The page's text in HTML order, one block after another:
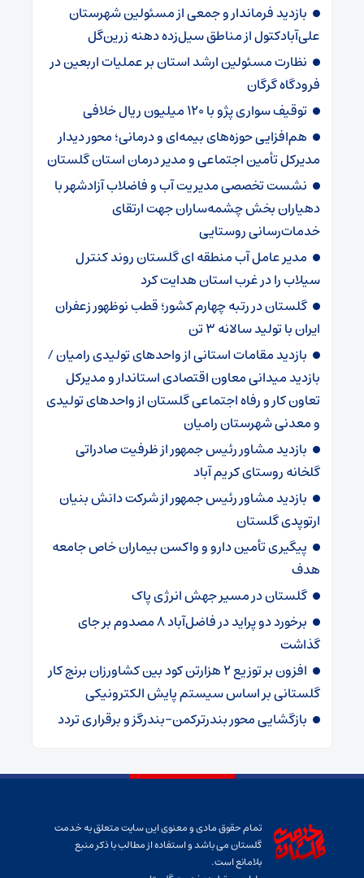
بازدید فرماندار و جمعی از مسئولین شهرستان
علی‌آبادکتول از مناطق سیل‌زده دهنه زرین‌گل
نظارت مسئولین ارشد استان بر عملیات اربعین در
فرودگاه گرگان
توقیف سواری پژو با ۱۲۰ میلیون ریال خلافی
هم‌افزایی حوزه‌های بیمه‌ای و درمانی؛ محور دیدار
مدیرکل تأمین اجتماعی و مدیر درمان استان گلستان
نشست تخصصی مدیریت آب و فاضلاب آزادشهر با
دهیاران بخش چشمه‌ساران جهت ارتقای
خدمات‌رسانی روستایی
مدیر عامل آب منطقه ای گلستان روند کنترل
سیلاب را در غرب استان هدایت کرد
گلستان در رتبه چهارم کشور؛ قطب نوظهور زعفران
ایران با تولید سالانه ۳ تن
بازدید مقامات استانی از واحدهای تولیدی رامیان /
بازدید میدانی معاون اقتصادی استاندار و مدیرکل
تعاون کار و رفاه اجتماعی گلستان از واحدهای تولیدی
و معدنی شهرستان رامیان
بازدید مشاور رئیس جمهور از ظرفیت صادراتی
گلخانه روستای کریم آباد
بازدید مشاور رئیس جمهور از شرکت دانش بنیان
ارتوپدی گلستان
پیگیری تأمین دارو و واکسن بیماران خاص جامعه
هدف
گلستان در مسیر جهش انرژی پاک
برخورد دو پراید در فاضل‌آباد ۸ مصدوم بر جای
گذاشت
افزون بر توزیع ۲ هزارتن کود بین کشاورزان برنج کار
گلستانی بر اساس سیستم پایش الکترونیکی
بازگشایی محور بندرترکمن–بندرگز و برقراری تردد
تمام حقوق مادی و معنوی این سایت متعلق به خدمت
گلستان می باشد و استفاده از مطالب با ذکر منبع
بلامانع است.